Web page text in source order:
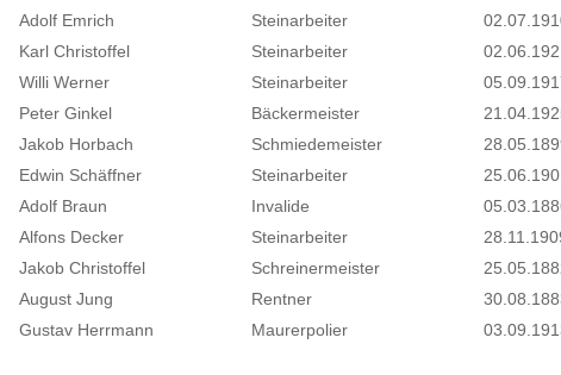
Adolf Emrich
Steinarbeiter
Karl Christoffel
Steinarbeiter
Willi Werner
Steinarbeiter
Peter Ginkel
Bäckermeister
Jakob Horbach
Schmiedemeister
Edwin Schäffner
Steinarbeiter
Adolf Braun
Invalide
Alfons Decker
Steinarbeiter
Jakob Christoffel
Schreinermeister
August Jung
Rentner
Gustav Herrmann
Maurerpolier